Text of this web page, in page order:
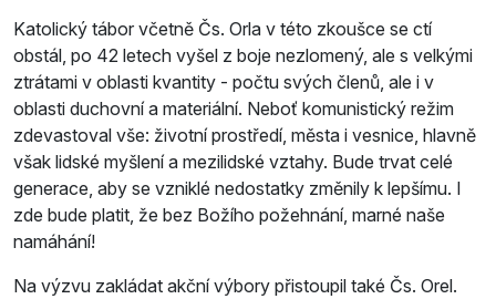
Katolický tábor včetně Čs. Orla v této zkoušce se ctí
obstál, po 42 letech vyšel z boje nezlomený, ale s velkými
ztrátami v oblasti kvantity - počtu svých členů, ale i v
oblasti duchovní a materiální. Neboť komunistický režim
zdevastoval vše: životní prostředí, města i vesnice, hlavně
však lidské myšlení a mezilidské vztahy. Bude trvat celé
generace, aby se vzniklé nedostatky změnily k lepšímu. I
zde bude platit, že bez Božího požehnání, marné naše
namáhání!
Na výzvu zakládat akční výbory přistoupil také Čs. Orel.